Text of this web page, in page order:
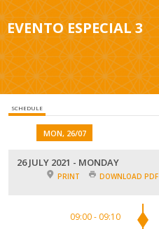
EVENTO ESPECIAL 3
SCHEDULE
MON, 26/07
26 JULY 2021 - MONDAY
PRINT DOWNLOAD PDF
09:00 - 09:10